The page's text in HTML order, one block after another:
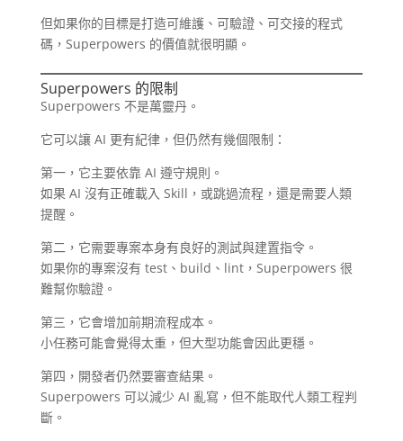
但如果你的目標是打造可維護、可驗證、可交接的程式
碼，Superpowers 的價值就很明顯。
Superpowers 的限制
Superpowers 不是萬靈丹。
它可以讓 AI 更有紀律，但仍然有幾個限制：
第一，它主要依靠 AI 遵守規則。
如果 AI 沒有正確載入 Skill，或跳過流程，還是需要人類
提醒。
第二，它需要專案本身有良好的測試與建置指令。
如果你的專案沒有 test、build、lint，Superpowers 很
難幫你驗證。
第三，它會增加前期流程成本。
小任務可能會覺得太重，但大型功能會因此更穩。
第四，開發者仍然要審查結果。
Superpowers 可以減少 AI 亂寫，但不能取代人類工程判
斷。